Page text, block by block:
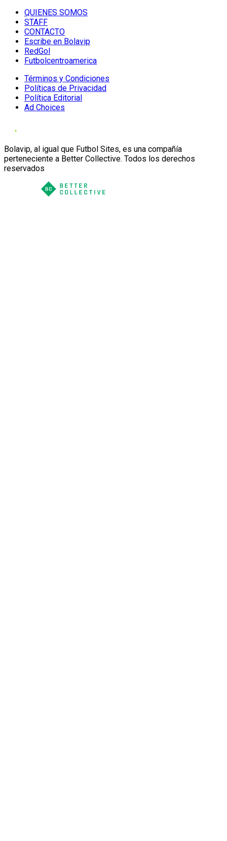
QUIENES SOMOS
STAFF
CONTACTO
Escribe en Bolavip
RedGol
Futbolcentroamerica
Términos y Condiciones
Políticas de Privacidad
Política Editorial
Ad Choices
Bolavip, al igual que Futbol Sites, es una compañía
perteneciente a Better Collective. Todos los derechos
reservados